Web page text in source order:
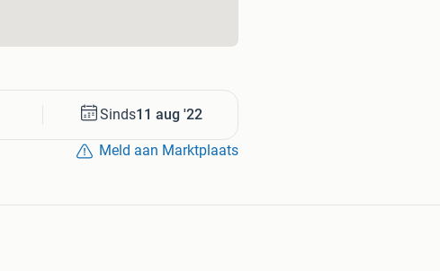
Sinds11 aug '22
Meld aan Marktplaats